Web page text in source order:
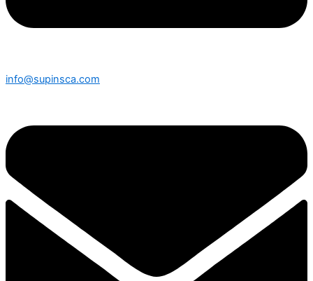
info@supinsca.com